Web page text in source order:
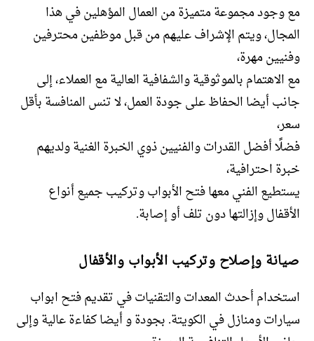
مع وجود مجموعة متميزة من العمال المؤهلين في هذا
المجال، ويتم الإشراف عليهم من قبل موظفين محترفين
وفنيين مهرة،
مع الاهتمام بالموثوقية والشفافية العالية مع العملاء، إلى
جانب أيضا الحفاظ على جودة العمل، لا تنس المنافسة بأقل
سعر،
فضلًا أفضل القدرات والفنيين ذوي الخبرة الغنية ولديهم
خبرة احترافية،
يستطيع الفني معها فتح الأبواب وتركيب جميع أنواع
الأقفال وإزالتها دون تلف أو إصابة.
صيانة وإصلاح وتركيب الأبواب والأقفال
استخدام أحدث المعدات والتقنيات في تقديم فتح ابواب
سيارات ومنازل في الكويتة. بجودة و أيضا كفاءة عالية وإلى